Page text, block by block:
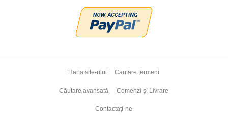
Harta site-ului Cautare termeni
Căutare avansată Comenzi și Livrare
Contactați-ne